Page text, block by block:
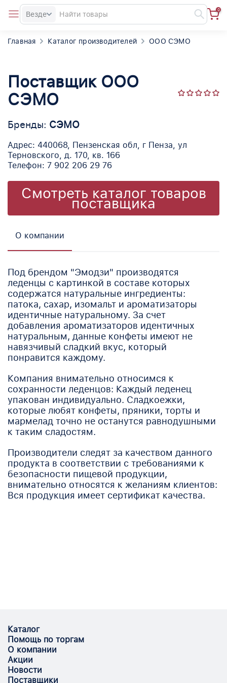
Везде
0
Главная Каталог производителей ООО СЭМО
Поставщик ООО
СЭМО
Бренды: СЭМО
Адрес: 440068, Пензенская обл, г Пенза, ул
Терновского, д. 170, кв. 166
Телефон: 7 902 206 29 76
Смотреть каталог товаров
поставщика
О компании
Под брендом "Эмодзи" производятся
леденцы с картинкой в составе которых
содержатся натуральные ингредиенты:
патока, сахар, изомальт и ароматизаторы
идентичные натуральному. За счет
добавления ароматизаторов идентичных
натуральным, данные конфеты имеют не
навязчивый сладкий вкус, который
понравится каждому.
Компания внимательно относимся к
сохранности леденцов: Каждый леденец
упакован индивидуально. Сладкоежки,
которые любят конфеты, пряники, торты и
мармелад точно не останутся равнодушными
к таким сладостям.
Производители следят за качеством данного
продукта в соответствии с требованиями к
безопасности пищевой продукции,
внимательно относятся к желаниям клиентов:
Вся продукция имеет сертификат качества.
Каталог
Помощь по торгам
О компании
Акции
Новости
Поставщики